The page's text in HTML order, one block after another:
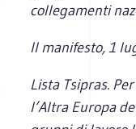
collegamenti
Il manifesto, 1
Lista Tsipras.
l’Altra Europa